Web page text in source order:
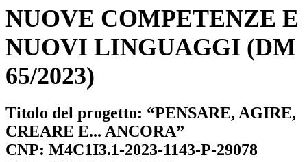
NUOVE COMPETENZE E
NUOVI LINGUAGGI (DM
65/2023)
Titolo del progetto: “PENSARE, AGIRE,
CREARE E... ANCORA”
CNP: M4C1I3.1-2023-1143-P-29078